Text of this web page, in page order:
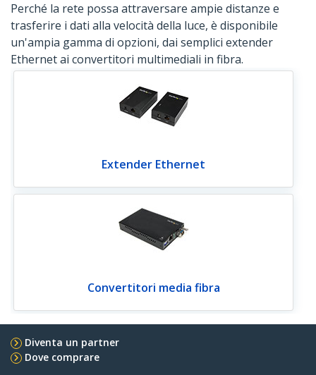
Perché la rete possa attraversare ampie distanze e
trasferire i dati alla velocità della luce, è disponibile
un'ampia gamma di opzioni, dai semplici extender
Ethernet ai convertitori multimediali in fibra.
Extender Ethernet
Convertitori media fibra
Diventa un partner
Dove comprare